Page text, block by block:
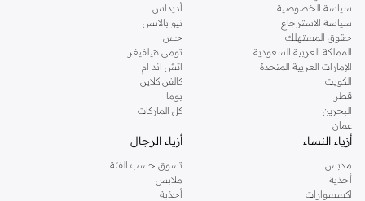
سياسة الخصوصية
سياسة الاسترجاع
حقوق المستهلك
المملكة العربية السعودية
الإمارات العربية المتحدة
الكويت
قطر
البحرين
عمان
أديداس
نيو بالانس
جس
تومي هيلفيغر
اتش اند ام
كالفن كلاين
بوما
كل الماركات
أزياء النساء
ملابس
أحذية
اكسسوارات
أزياء الرجال
تسوق حسب الفئة
ملابس
أحذية